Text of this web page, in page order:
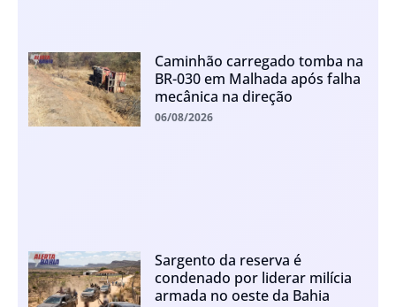
Caminhão carregado tomba na
BR-030 em Malhada após falha
mecânica na direção
06/08/2026
Sargento da reserva é
condenado por liderar milícia
armada no oeste da Bahia